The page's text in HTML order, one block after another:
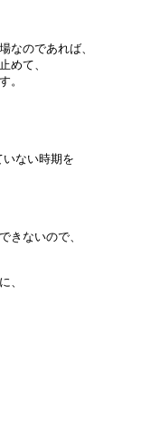
なのであれば、
めて、
。
ない時期を
きないので、
、